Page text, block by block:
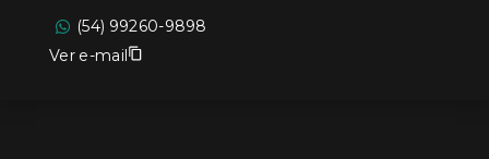
(54) 99260-9898
Ver e-mail